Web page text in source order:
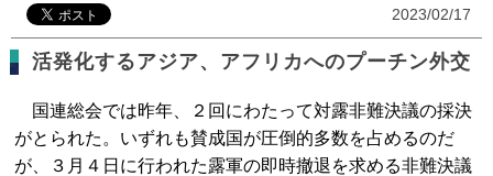
2023/02/17
活発化するアジア、アフリカへのプーチン外交
国連総会では昨年、２回にわたって対露非難決議の採決
がとられた。いずれも賛成国が圧倒的多数を占めるのだ
が、３月４日に行われた露軍の即時撤退を求める非難決議